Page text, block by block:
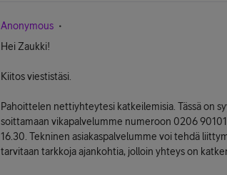
Anonymous
Hei Zaukki!
Kiitos viestistäsi.
Pahoittelen nettiyhteytesi katkeilemisia. Tässä on
soittamaan vikapalvelumme numeroon 0206
16.30. Tekninen asiakaspalvelumme voi tehdä
tarvitaan tarkkoja ajankohtia, jolloin yhteys on